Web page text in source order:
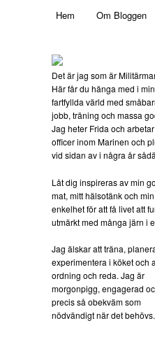
Skip to primary
Hem Om Bloggen
Det är jag som är
Här får du hänga med i min
fartfyllda värld med
jobb, träning och massa
Jag heter Frida och
officer inom Marinen och
vid sidan av i några år
Låt dig inspireras av min
mat, mitt hälsotänk och min
enkelhet för att få livet att
utmärkt med många järn i
Jag älskar att träna,
experimentera i köket och
ordning och reda. Jag är
morgonpigg, engagerad
precis så obekväm som
nödvändigt när det behövs.